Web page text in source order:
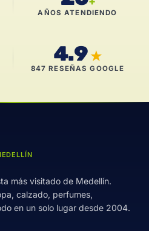
AÑOS ATENDIENDO
4.9 ★
847 RESEÑAS GOOGLE
más visitado de Medellín.
calzado, perfumes,
en un solo lugar desde 2004.